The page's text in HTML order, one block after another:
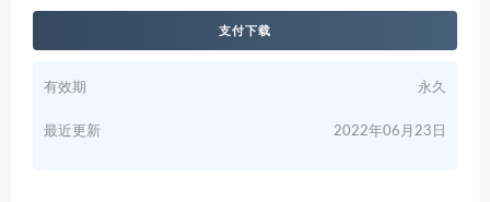
支付下载
有效期 永久
最近更新 2022年06月23日